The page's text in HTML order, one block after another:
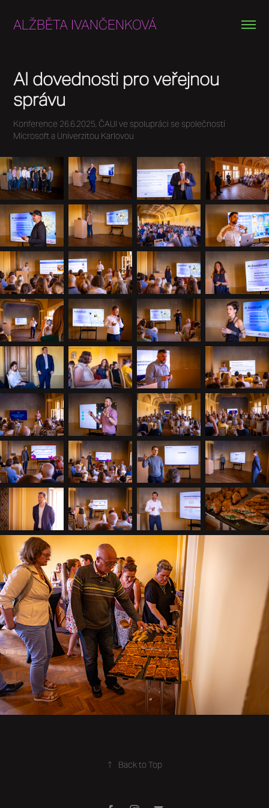
ALŽBĚTA IVANČENKOVÁ
AI dovednosti pro veřejnou
správu
Konference 26.6.2025, ČAUI ve spolupráci se společností
Microsoft a Univerzitou Karlovou
↑ Back to Top